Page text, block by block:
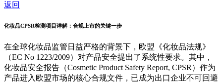
返回
化妆品CPSR检测项目详解：合规上市的关键一步
在全球化妆品监管日益严格的背景下，欧盟《化妆品法规》
（EC No 1223/2009）对产品安全提出了系统性要求。其中，
化妆品安全报告（Cosmetic Product Safety Report, CPSR）作为
产品进入欧盟市场的核心合规文件，已成为出口企业不可回避